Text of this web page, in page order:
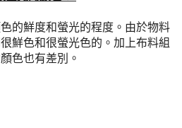
的鮮度和螢光的程度。由於物料
鮮色和很螢光色的。加上布料組
色也有差別。